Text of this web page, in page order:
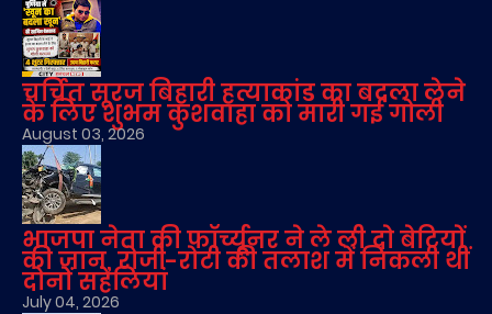
चर्चित सूरज बिहारी हत्याकांड का बदला लेने
के लिए शुभम कुशवाहा को मारी गई गोली
August 03, 2026
भाजपा नेता की फॉर्च्यूनर ने ले ली दो बेटियों
की जान, रोजी-रोटी की तलाश में निकली थीं
दोनों सहेलियां
July 04, 2026